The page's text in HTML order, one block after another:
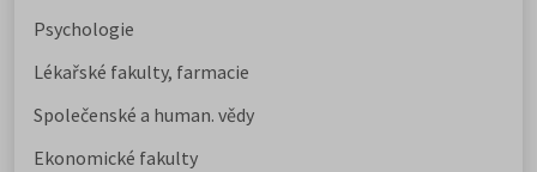
Psychologie
Lékařské fakulty, farmacie
Společenské a human. vědy
Ekonomické fakulty